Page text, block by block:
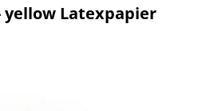
yellow Latexpapier